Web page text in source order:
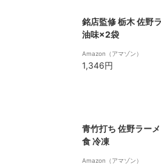
銘店監修 栃木 佐野
油味×2袋
Amazon（アマゾン）
1,346円
青竹打ち 佐野ラー
食 冷凍
Amazon（アマゾン）